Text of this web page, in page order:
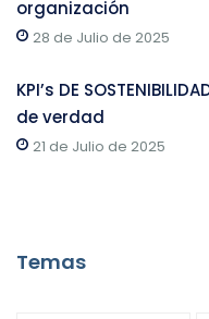
organización
28 de Julio de 2025
KPI’s DE
de verdad
21 de Julio de 2025
Temas